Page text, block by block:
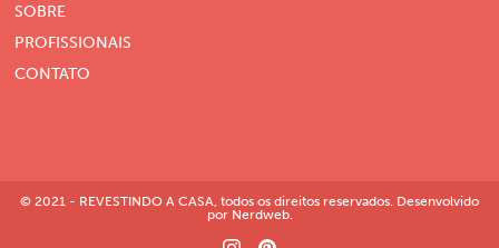
SOBRE
PROFISSIONAIS
CONTATO
© 2021 - REVESTINDO A CASA, todos os direitos reservados. Desenvolvido
por Nerdweb.